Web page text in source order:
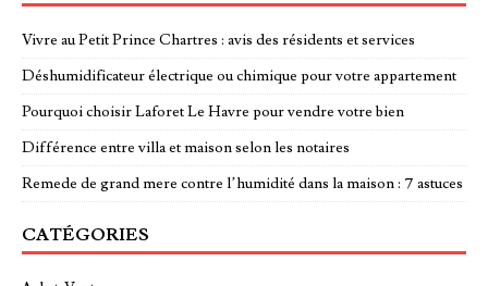
Vivre au Petit Prince Chartres : avis des résidents et services
Déshumidificateur électrique ou chimique pour votre appartement
Pourquoi choisir Laforet Le Havre pour vendre votre bien
Différence entre villa et maison selon les notaires
Remede de grand mere contre l’humidité dans la maison : 7 astuces
CATÉGORIES